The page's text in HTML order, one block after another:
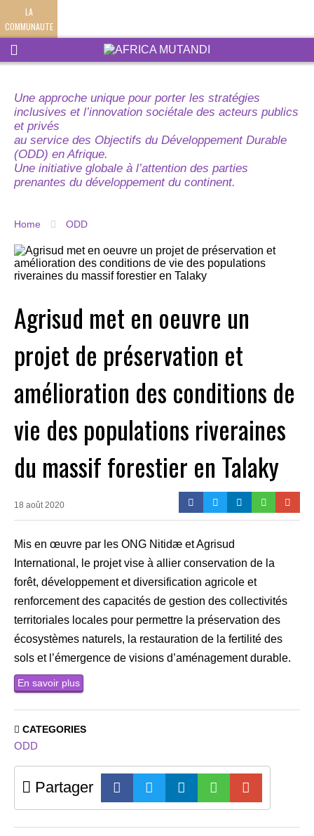
LA
COMMUNAUTE
Une approche unique pour porter les stratégies
inclusives et l’innovation sociétale des acteurs publics
et privés
au service des Objectifs du Développement Durable
(ODD) en Afrique.
Une initiative globale à l’attention des parties
prenantes du développement du continent.
Home ODD
Agrisud met en oeuvre un
projet de préservation et
amélioration des conditions de
vie des populations riveraines
du massif forestier en Talaky
18 août 2020
Mis en œuvre par les ONG Nitidæ et Agrisud
International, le projet vise à allier conservation de la
forêt, développement et diversification agricole et
renforcement des capacités de gestion des collectivités
territoriales locales pour permettre la préservation des
écosystèmes naturels, la restauration de la fertilité des
sols et l’émergence de visions d’aménagement durable.
En savoir plus
CATEGORIES
ODD
Partager